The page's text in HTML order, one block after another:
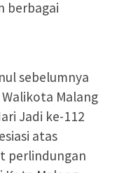
berbagai
sebelumnya
Malang
Jadi ke-112
atas
perlindungan